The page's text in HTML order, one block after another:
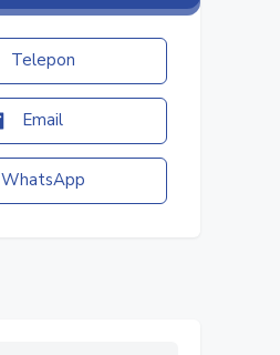
Telepon
Email
WhatsApp